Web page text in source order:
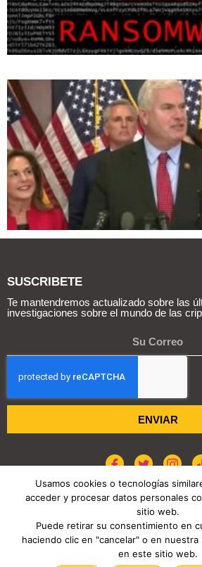
SUSCRIBETE
Te mantendremos actualizado sobre las
investigaciones sobre el mundo de las
ENVIAR
COPYRIGHT © 2026
POLÍTICA DE COOKIES
TENDENCIAS HOY
Usamos cookies o tecnologías
acceder y procesar datos personales
sitio web.
Puede retirar su consentimiento en
haciendo clic en "cancelar" o en nuestra
en este sitio web.